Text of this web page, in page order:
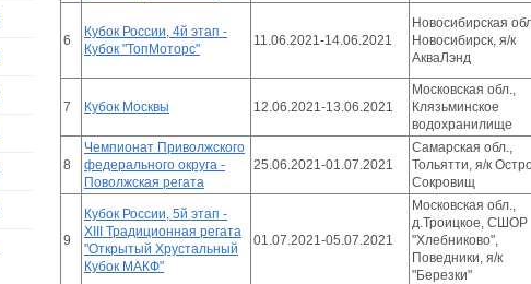
6
Кубок России, 4й этап -
Кубок "ТопМоторс"
11.06.2021-14.06.2021
Новосибирская
Новосибирск, я/к
АкваЛэнд
7 Кубок Москвы 12.06.2021-13.06.2021
Московская обл.,
Клязьминское
водохранилище
8
Чемпионат Приволжского
федерального округа -
Поволжская регата
25.06.2021-01.07.2021
Самарская обл.,
Тольятти, я/к
Сокровищ
9
Кубок России, 5й этап -
XIII Традиционная регата
"Открытый Хрустальный
Кубок МАКФ"
01.07.2021-05.07.2021
Московская обл.,
д.Троицкое, СШОР
"Хлебниково",
Поведники, я/к
"Березки"